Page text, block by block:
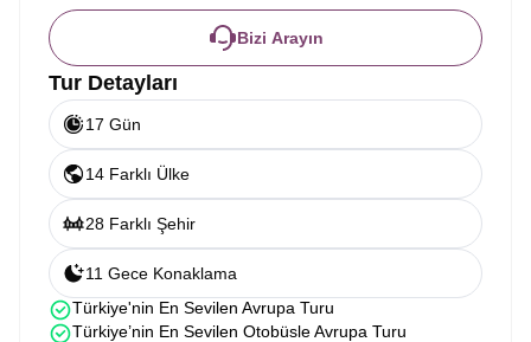
Bizi Arayın
Tur Detayları
17 Gün
14 Farklı Ülke
28 Farklı Şehir
11 Gece Konaklama
Türkiye'nin En Sevilen Avrupa Turu
Türkiye’nin En Sevilen Otobüsle Avrupa Turu